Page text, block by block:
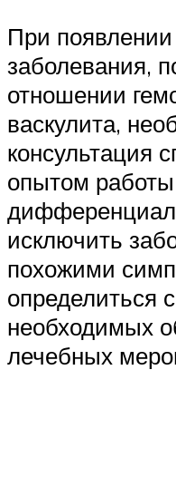
При появлении
заболевания,
отношении
васкулита,
консультация
опытом
исключить
похожими
определиться
необходимых
лечебных